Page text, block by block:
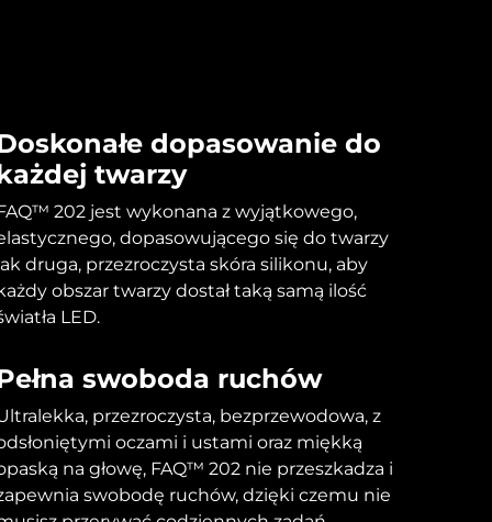
dopasowanie do
twarzy
202 jest wykonana z wyjątkowego,
dopasowującego się do twarzy
druga, przezroczysta skóra silikonu, aby
obszar twarzy dostał taką samą ilość
LED.
swoboda ruchów
przezroczysta, bezprzewodowa, z
oczami i ustami oraz miękką
na głowę, FAQ™ 202 nie przeszkadza i
swobodę ruchów, dzięki czemu nie